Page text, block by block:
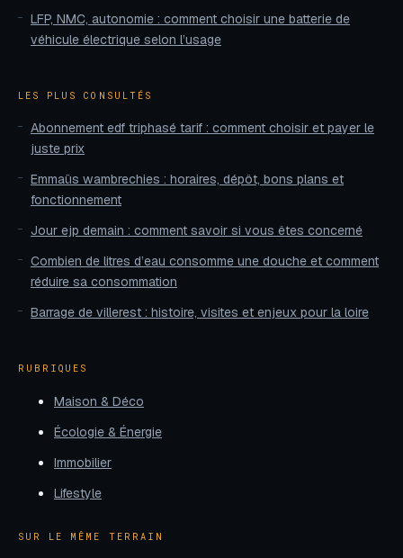
LFP, NMC, autonomie : comment choisir une batterie de
véhicule électrique selon l’usage
LES PLUS CONSULTÉS
Abonnement edf triphasé tarif : comment choisir et payer le
juste prix
Emmaüs wambrechies : horaires, dépôt, bons plans et
fonctionnement
Jour ejp demain : comment savoir si vous êtes concerné
Combien de litres d’eau consomme une douche et comment
réduire sa consommation
Barrage de villerest : histoire, visites et enjeux pour la loire
RUBRIQUES
Maison & Déco
Écologie & Énergie
Immobilier
Lifestyle
SUR LE MÊME TERRAIN